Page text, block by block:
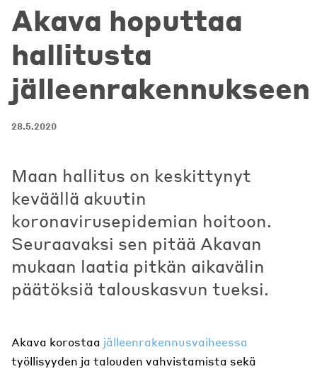
Akava hoputtaa
hallitusta
jälleenrakennukseen
28.5.2020
Maan hallitus on keskittynyt
keväällä akuutin
koronavirusepidemian hoitoon.
Seuraavaksi sen pitää Akavan
mukaan laatia pitkän aikavälin
päätöksiä talouskasvun tueksi.
Akava korostaa jälleenrakennusvaiheessa
työllisyyden ja talouden vahvistamista sekä